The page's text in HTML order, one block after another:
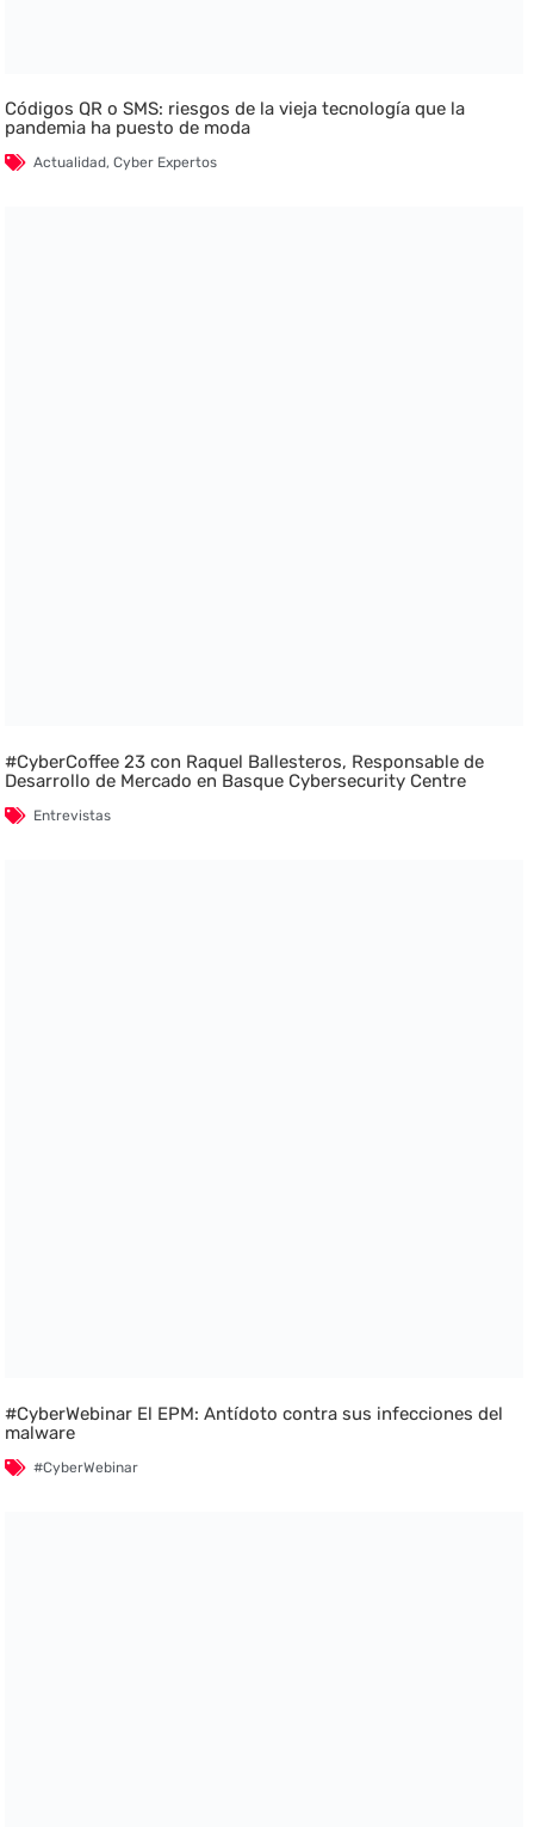
Códigos QR o SMS: riesgos de la vieja tecnología que la
pandemia ha puesto de moda
Actualidad,Cyber Expertos
#CyberCoffee 23 con Raquel Ballesteros, Responsable de
Desarrollo de Mercado en Basque Cybersecurity Centre
Entrevistas
#CyberWebinar El EPM: Antídoto contra sus infecciones del
malware
#CyberWebinar